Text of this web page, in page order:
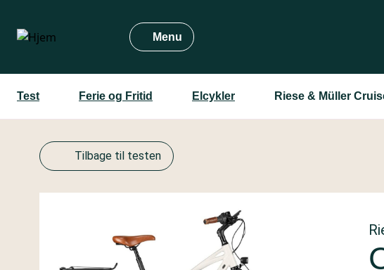
hovedindhold
Menu
Test Ferie og Fritid Elcykler Riese & Müller
Tilbage til testen